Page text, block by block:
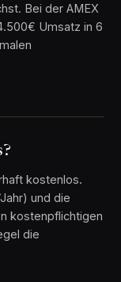
Bei der AMEX
Umsatz in 6
kostenlos.
und die
kostenpflichtigen
die